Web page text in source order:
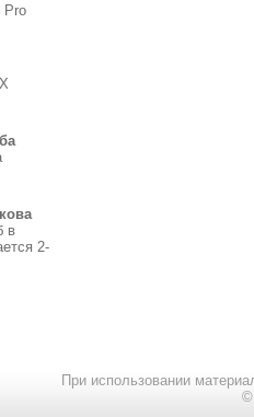
Pro
в
2-
При использовании